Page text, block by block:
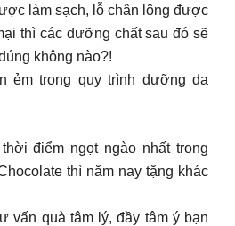
làm sạch, lỗ chân lông được
thì các dưỡng chất sau đó sẽ
không nào?!
ẻm trong quy trình dưỡng da
điểm ngọt ngào nhất trong
thì năm nay tặng khác
vấn quà tâm lý, đầy tâm ý bạn